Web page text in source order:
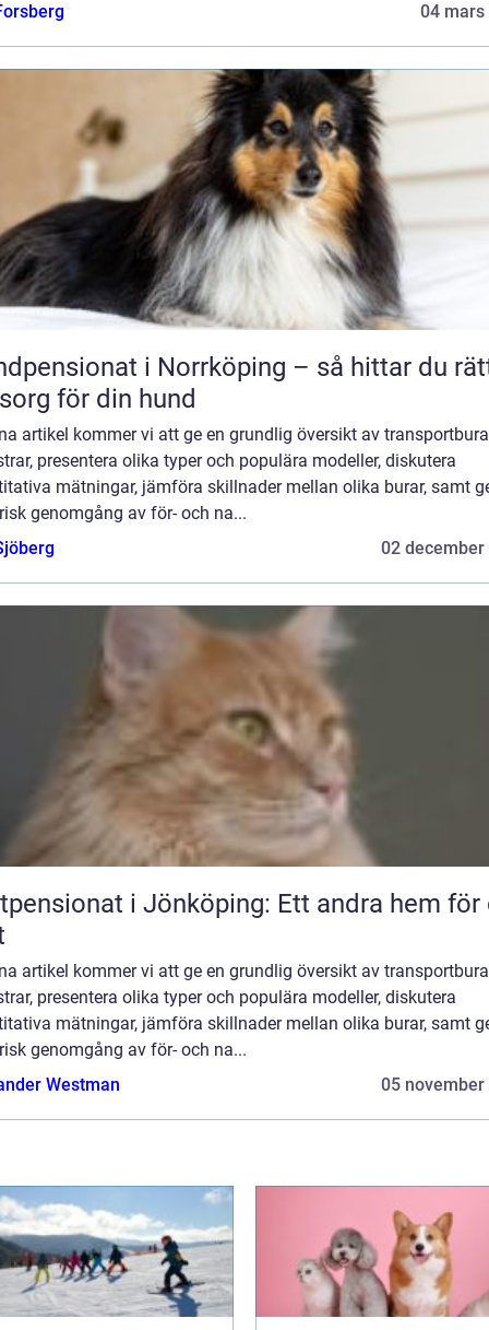
04 mars
i Norrköping – så hittar du
för din hund
artikel kommer vi att ge en grundlig översikt av
presentera olika typer och populära modeller, diskutera
mätningar, jämföra skillnader mellan olika burar, samt
genomgång av för- och na...
02 december
i Jönköping: Ett andra hem för
artikel kommer vi att ge en grundlig översikt av
presentera olika typer och populära modeller, diskutera
mätningar, jämföra skillnader mellan olika burar, samt
genomgång av för- och na...
Westman
05 november